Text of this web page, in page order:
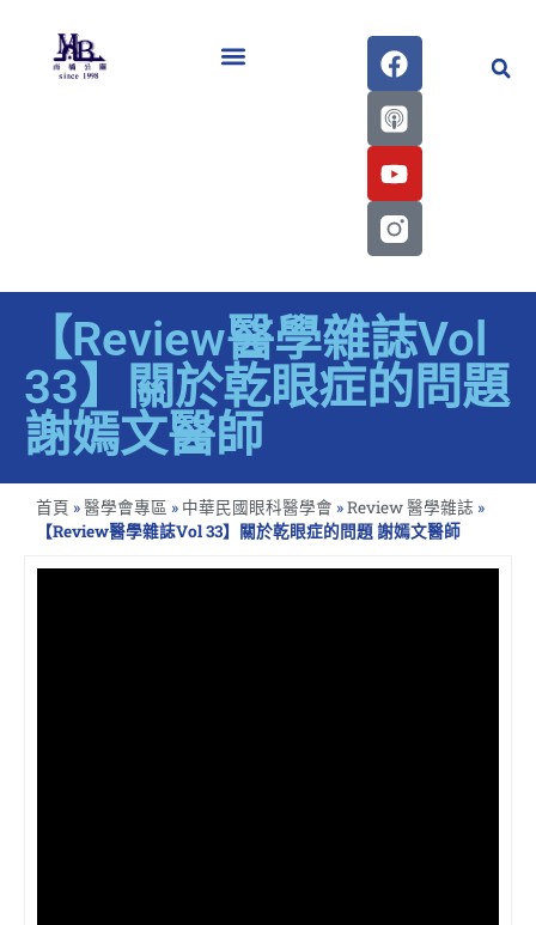
【Review醫學雜誌Vol
33】關於乾眼症的問題
謝嫣文醫師
首頁 »醫學會專區 » 中華民國眼科醫學會 »Review 醫學雜誌 »
【Review醫學雜誌Vol 33】關於乾眼症的問題 謝嫣文醫師